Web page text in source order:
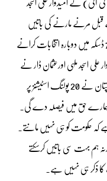
قبل مرنے مارنے کی باتیں
کرکے کشیدگی پھیلائی۔سپریم کورٹ میں این اے 75 ڈسکہ میں دوبارہ انتخابات کرانے
اسجد ملہی اورعثمان ڈار نے
میڈیا سے گفتگو کی۔علی اسجد ملہی نے کہا کہ ہمارے کپتان نے 20 پولنگ اسٹیشنز پر
ہمارے حق میں فیصلہ دے گی۔
کہ حکومت کو ہی نہیں مانتے۔
ہم بہت سی باتیں کرسکتے
کا ذکر ہی نہیں ہے۔